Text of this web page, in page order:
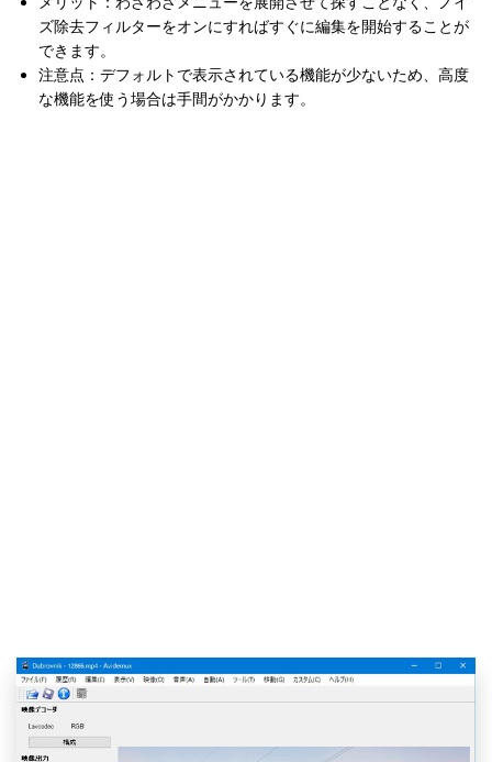
ズ除去フィルターをオンにすればすぐに編集を開始することが
できます。
注意点：デフォルトで表示されている機能が少ないため、高度
な機能を使う場合は手間がかかります。